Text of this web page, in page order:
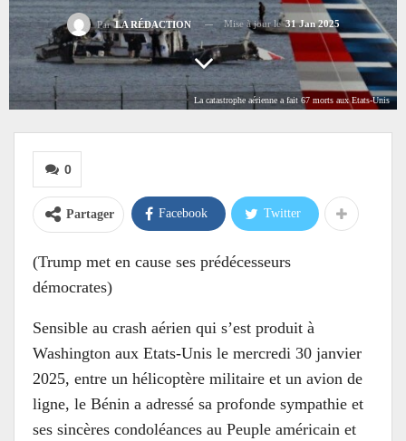
ParLA RÉDACTION Mise à jour le31 Jan 2025
La catastrophe aérienne a fait 67 morts aux Etats-Unis
0
Partager Facebook Twitter
(Trump met en cause ses prédécesseurs
démocrates)
Sensible au crash aérien qui s’est produit à
Washington aux Etats-Unis le mercredi 30 janvier
2025, entre un hélicoptère militaire et un avion de
ligne, le Bénin a adressé sa profonde sympathie et
ses sincères condoléances au Peuple américain et